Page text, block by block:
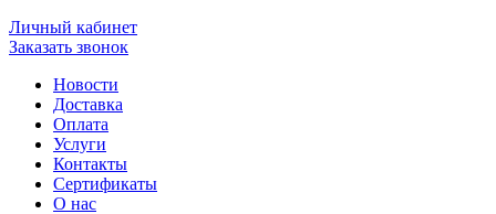
Личный кабинет
Заказать звонок
Новости
Доставка
Оплата
Услуги
Контакты
Cертификаты
О нас